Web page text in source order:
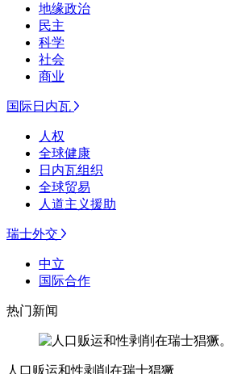
地缘政治
民主
科学
社会
商业
国际日内瓦
人权
全球健康
日内瓦组织
全球贸易
人道主义援助
瑞士外交
中立
国际合作
热门新闻
人口贩运和性剥削在瑞士猖獗